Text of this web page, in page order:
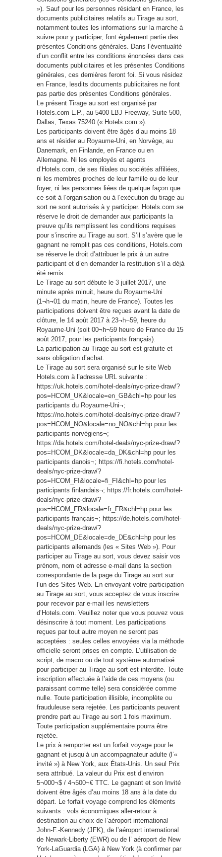
»). Sauf pour les personnes résidant en France, les
documents publicitaires relatifs au Tirage au sort,
notamment toutes les informations sur la marche à
suivre pour y participer, font également partie des
présentes Conditions générales. Dans l’éventualité
d’un conflit entre les conditions énoncées dans ces
documents publicitaires et les présentes Conditions
générales, ces dernières feront foi. Si vous résidez
en France, lesdits documents publicitaires ne font
pas partie des présentes Conditions générales.
Le présent Tirage au sort est organisé par
Hotels.com L.P., au 5400 LBJ Freeway, Suite 500,
Dallas, Texas 75240 (« Hotels.com »).
Les participants doivent être âgés d’au moins 18
ans et résider au Royaume-Uni, en Norvège, au
Danemark, en Finlande, en France ou en
Allemagne. Ni les employés et agents
d’Hotels.com, de ses filiales ou sociétés affiliées,
ni les membres proches de leur famille ou de leur
foyer, ni les personnes liées de quelque façon que
ce soit à l’organisation ou à l’exécution du tirage au
sort ne sont autorisés à y participer. Hotels.com se
réserve le droit de demander aux participants la
preuve qu’ils remplissent les conditions requises
pour s’inscrire au Tirage au sort. S’il s’avère que le
gagnant ne remplit pas ces conditions, Hotels.com
se réserve le droit d’attribuer le prix à un autre
participant et d’en demander la restitution s’il a déjà
été remis.
Le Tirage au sort débute le 3 juillet 2017, une
minute après minuit, heure du Royaume-Uni
(1¬h¬01 du matin, heure de France). Toutes les
participations doivent être reçues avant la date de
clôture, le 14 août 2017 à 23¬h¬59, heure du
Royaume-Uni (soit 00¬h¬59 heure de France du 15
août 2017, pour les participants français).
La participation au Tirage au sort est gratuite et
sans obligation d’achat.
Le Tirage au sort sera organisé sur le site Web
Hotels.com à l’adresse URL suivante :
https://uk.hotels.com/hotel-deals/nyc-prize-draw/?
pos=HCOM_UK&locale=en_GB&chl=hp pour les
participants du Royaume-Uni¬;
https://no.hotels.com/hotel-deals/nyc-prize-draw/?
pos=HCOM_NO&locale=no_NO&chl=hp pour les
participants norvégiens¬;
https://da.hotels.com/hotel-deals/nyc-prize-draw/?
pos=HCOM_DK&locale=da_DK&chl=hp pour les
participants danois¬; https://fi.hotels.com/hotel-
deals/nyc-prize-draw/?
pos=HCOM_FI&locale=fi_FI&chl=hp pour les
participants finlandais¬; https://fr.hotels.com/hotel-
deals/nyc-prize-draw/?
pos=HCOM_FR&locale=fr_FR&chl=hp pour les
participants français¬; https://de.hotels.com/hotel-
deals/nyc-prize-draw/?
pos=HCOM_DE&locale=de_DE&chl=hp pour les
participants allemands (les « Sites Web »). Pour
participer au Tirage au sort, vous devez saisir vos
prénom, nom et adresse e-mail dans la section
correspondante de la page du Tirage au sort sur
l’un des Sites Web. En envoyant votre participation
au Tirage au sort, vous acceptez de vous inscrire
pour recevoir par e-mail les newsletters
d’Hotels.com. Veuillez noter que vous pouvez vous
désinscrire à tout moment. Les participations
reçues par tout autre moyen ne seront pas
acceptées : seules celles envoyées via la méthode
officielle seront prises en compte. L’utilisation de
script, de macro ou de tout système automatisé
pour participer au Tirage au sort est interdite. Toute
inscription effectuée à l’aide de ces moyens (ou
paraissant comme telle) sera considérée comme
nulle. Toute participation illisible, incomplète ou
frauduleuse sera rejetée. Les participants peuvent
prendre part au Tirage au sort 1 fois maximum.
Toute participation supplémentaire pourra être
rejetée.
Le prix à remporter est un forfait voyage pour le
gagnant et jusqu’à un accompagnateur adulte (l’«
invité ») à New York, aux États-Unis. Un seul Prix
sera attribué. La valeur du Prix est d’environ
5¬000¬$ / 4¬500¬€ TTC. Le gagnant et son Invité
doivent être âgés d’au moins 18 ans à la date du
départ. Le forfait voyage comprend les éléments
suivants : vols économiques aller-retour à
destination au choix de l’aéroport international
John-F.-Kennedy (JFK), de l’aéroport international
de Newark-Liberty (EWR) ou de l’ aéroport de New
York-LaGuardia (LGA) à New York (à confirmer par